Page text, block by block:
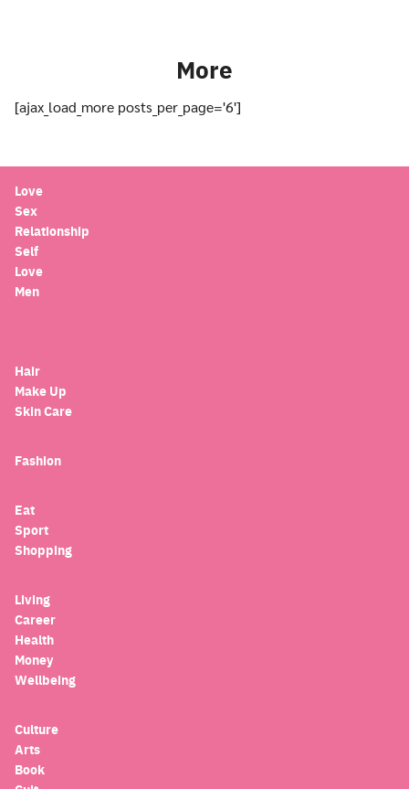
More
[ajax_load_more posts_per_page='6']
Love
Sex
Relationship
Self
Love
Men
Hair
Make Up
Skin Care
Fashion
Eat
Sport
Shopping
Living
Career
Health
Money
Wellbeing
Culture
Arts
Book